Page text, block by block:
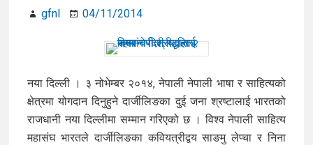
gfnl 04/11/2014
नया दिल्ली । ३ नोभेम्बर २०१४, नेपाली नेपाली भाषा र साहित्यको
क्षेत्रमा योगदान दिनुहुने दार्जीलिङका दुई जना श्रष्टालाई भारतको
राजधानी नया दिल्लीमा सम्मान गरिएको छ । विश्व नेपाली साहित्य
महासंघ भारतले दार्जीलिङका कवियत्रीद्वय साङमु लेप्चा र निना